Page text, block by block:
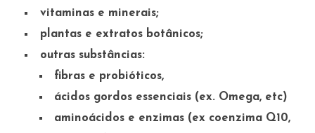
vitaminas e minerais;
plantas e extratos botânicos;
outras substâncias:
fibras e probióticos,
ácidos gordos essenciais (ex. Omega, etc)
aminoácidos e enzimas (ex coenzima Q10,